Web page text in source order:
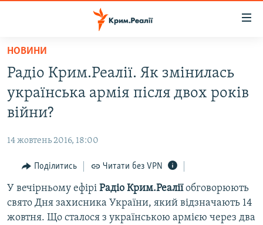
Перейти
основного
матеріалу
Перейти
до
основної
Перейти
пошуку
ВОДА.КРИМ
ВІДЕО ТА ФОТО
БЛОГИ
ПОГЛЯД
ІНТЕРВ'Ю
ВСЕ ЗА ДЕНЬ
НОВИНИ
Радіо Крим.Реалії. Як змінилась
українська армія після двох років
війни?
14 жовтень 2016, 18:00
Поділитись Читати без VPN
У вечірньому ефірі Радіо Крим.Реаліїобговорюють
свято Дня захисника України, який відзначають 14
жовтня. Що сталося з українською армією через два